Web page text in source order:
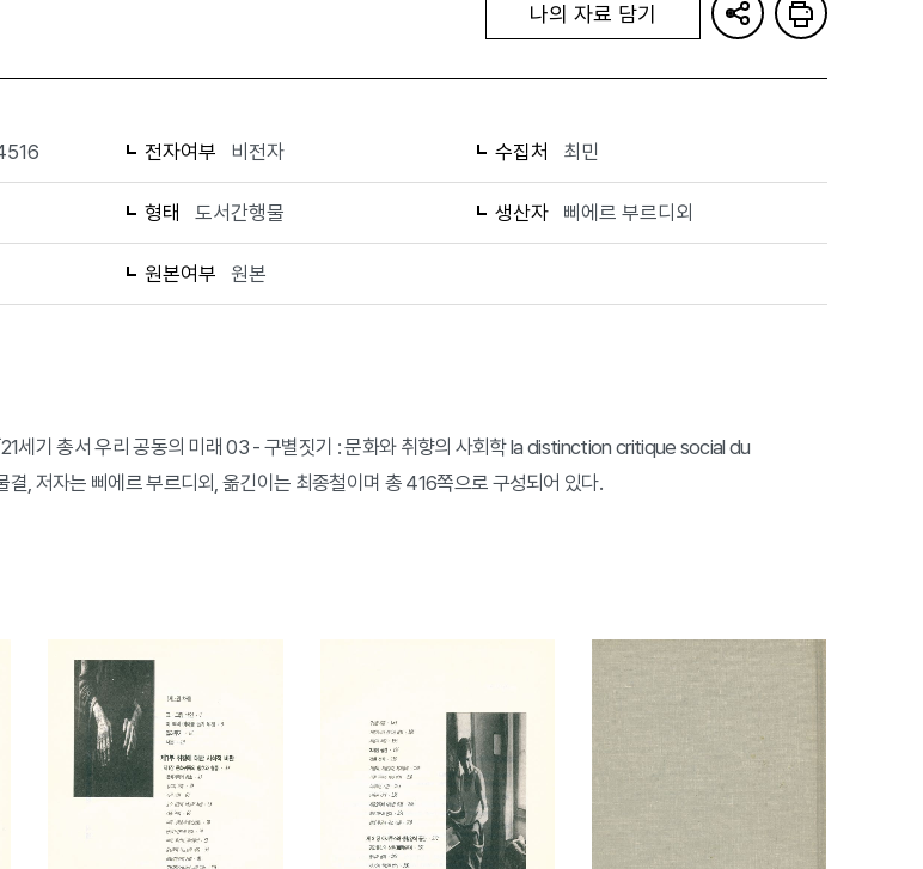
나의 자료 담기
전자여부 비전자 수집처 최민
형태 도서간행물 생산자 삐에르 부르디외
원본여부 원본
세기 총서 우리 공동의 미래 03 - 구별짓기 : 문화와 취향의 사회학 la distinction critique social du
결, 저자는 삐에르 부르디외, 옮긴이는 최종철이며 총 416쪽으로 구성되어 있다.